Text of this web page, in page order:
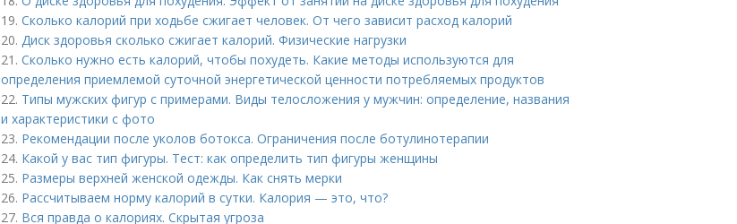
19. Сколько калорий при ходьбе сжигает человек. От чего зависит расход калорий
20. Диск здоровья сколько сжигает калорий. Физические нагрузки
21. Сколько нужно есть калорий, чтобы похудеть. Какие методы используются для
определения приемлемой суточной энергетической ценности потребляемых продуктов
22. Типы мужских фигур с примерами. Виды телосложения у мужчин: определение, названия
и характеристики с фото
23. Рекомендации после уколов ботокса. Ограничения после ботулинотерапии
24. Какой у вас тип фигуры. Тест: как определить тип фигуры женщины
25. Размеры верхней женской одежды. Как снять мерки
26. Рассчитываем норму калорий в сутки. Калория — это, что?
27. Вся правда о калориях. Скрытая угроза